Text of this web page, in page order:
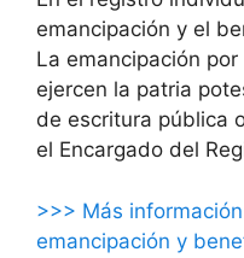
emancipación y el
La emancipación
ejercen la patria
de escritura pública
el Encargado del
>>> Más
emancipación y